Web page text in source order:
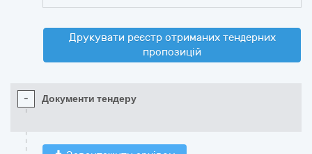
Друкувати реєстр отриманих тендерних
пропозицій
- Документи тендеру